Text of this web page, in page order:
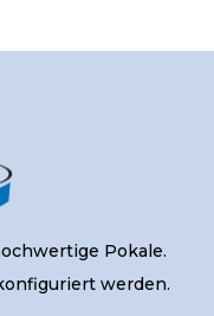
Pokale.
werden.